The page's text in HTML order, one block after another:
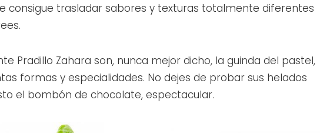
consigue trasladar sabores y texturas totalmente diferentes
Pradillo Zahara son, nunca mejor dicho, la guinda del pastel,
formas y especialidades. No dejes de probar sus helados
el bombón de chocolate, espectacular.